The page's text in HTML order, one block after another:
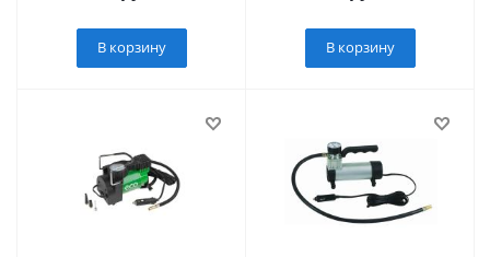
В корзину В корзину